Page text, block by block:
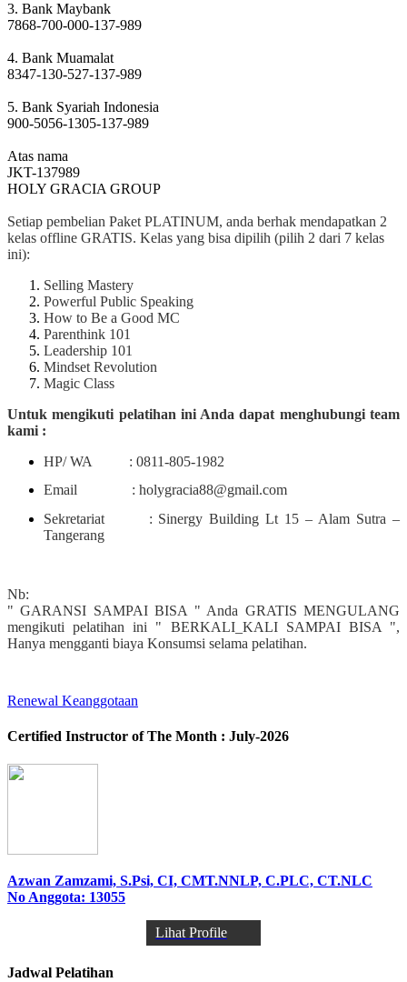
3. Bank Maybank
7868-700-000-137-989
4. Bank Muamalat
8347-130-527-137-989
5. Bank Syariah Indonesia
900-5056-1305-137-989
Atas nama
JKT-137989
HOLY GRACIA GROUP
Setiap pembelian Paket PLATINUM, anda berhak mendapatkan 2
kelas offline GRATIS. Kelas yang bisa dipilih (pilih 2 dari 7 kelas
ini):
Selling Mastery
Powerful Public Speaking
How to Be a Good MC
Parenthink 101
Leadership 101
Mindset Revolution
Magic Class
Untuk mengikuti pelatihan ini Anda dapat menghubungi team
kami :
HP/ WA : 0811-805-1982
Email : holygracia88@gmail.com
Sekretariat : Sinergy Building Lt 15 – Alam Sutra –
Tangerang
Nb:
" GARANSI SAMPAI BISA " Anda GRATIS MENGULANG
mengikuti pelatihan ini " BERKALI_KALI SAMPAI BISA ",
Hanya mengganti biaya Konsumsi selama pelatihan.
Renewal Keanggotaan
Certified Instructor of The Month : July-2026
Azwan Zamzami, S.Psi, CI, CMT.NNLP, C.PLC, CT.NLC
No Anggota: 13055
Lihat Profile
Jadwal Pelatihan